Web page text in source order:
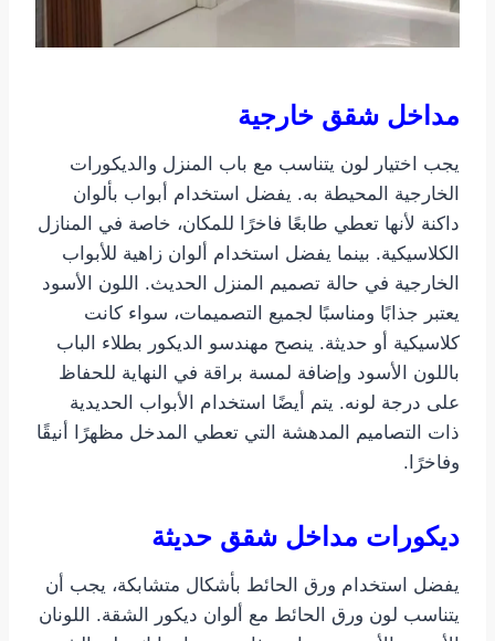
مداخل شقق خارجية
يجب اختيار لون يتناسب مع باب المنزل والديكورات
الخارجية المحيطة به. يفضل استخدام أبواب بألوان
داكنة لأنها تعطي طابعًا فاخرًا للمكان، خاصة في المنازل
الكلاسيكية. بينما يفضل استخدام ألوان زاهية للأبواب
الخارجية في حالة تصميم المنزل الحديث. اللون الأسود
يعتبر جذابًا ومناسبًا لجميع التصميمات، سواء كانت
كلاسيكية أو حديثة. ينصح مهندسو الديكور بطلاء الباب
باللون الأسود وإضافة لمسة براقة في النهاية للحفاظ
على درجة لونه. يتم أيضًا استخدام الأبواب الحديدية
ذات التصاميم المدهشة التي تعطي المدخل مظهرًا أنيقًا
وفاخرًا.
ديكورات مداخل شقق حديثة
يفضل استخدام ورق الحائط بأشكال متشابكة، يجب أن
يتناسب لون ورق الحائط مع ألوان ديكور الشقة. اللونان